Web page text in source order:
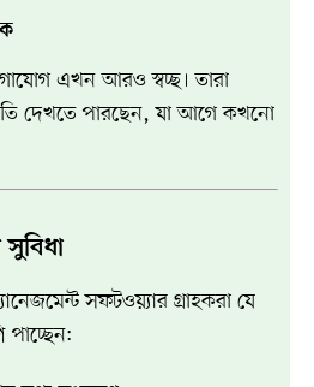
এখন আরও স্বচ্ছ। তারা
দেখতে পারছেন, যা আগে কখনো
সুবিধা
সফটওয়্যার গ্রাহকরা যে
পাচ্ছেন: